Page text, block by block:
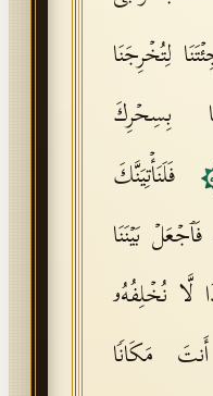
لِتُخۡرِجَنَا
بِسِحۡرِكَ
فَلَنَأۡتِیَنَّكَ
بَیۡنَنَا
لَّا نُخۡلِفُهُۥ
مَكَانࣰا